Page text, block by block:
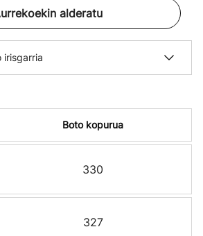
alderatu
irisgarria
Boto kopurua
330
327